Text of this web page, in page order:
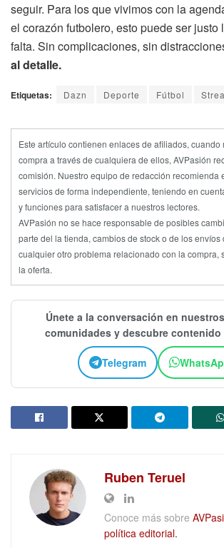
seguir. Para los que vivimos con la
el corazón futbolero, esto puede ser justo
falta. Sin complicaciones, sin
al detalle.
Etiquetas: Dazn Deporte Fútbol
Este artículo contienen enlaces de afiliados, cuando
compra a través de cualquiera de ellos, AVPasión
comisión. Nuestro equipo de redacción recomienda
servicios de forma independiente, teniendo en
y funciones para satisfacer a nuestros lectores.
AVPasión no se hace responsable de posibles
parte del la tienda, cambios de stock o de los envíos
cualquier otro problema relacionado con la compra,
la oferta.
Únete a la conversación en
comunidades y descubre
Telegram
Ruben Teruel
Conoce más sobre
política editorial.